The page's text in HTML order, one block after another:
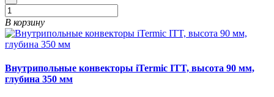
В корзину
Внутрипольные конвекторы iTermic ITT, высота 90 мм,
глубина 350 мм